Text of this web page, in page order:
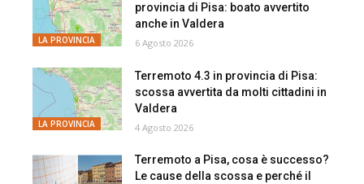
LA PROVINCIA
provincia di Pisa: boato avvertito
anche in Valdera
6 Agosto 2026
LA PROVINCIA
Terremoto 4.3 in provincia di Pisa:
scossa avvertita da molti cittadini in
Valdera
4 Agosto 2026
Terremoto a Pisa, cosa è successo?
Le cause della scossa e perché il